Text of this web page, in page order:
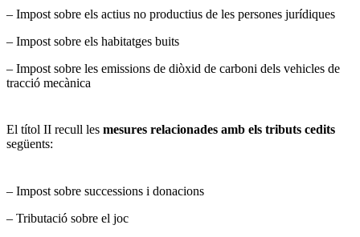
– Impost sobre els actius no productius de les persones jurídiques
– Impost sobre els habitatges buits
– Impost sobre les emissions de diòxid de carboni dels vehicles de
tracció mecànica
El títol II recull les mesures relacionades amb els tributs cedits
següents:
– Impost sobre successions i donacions
– Tributació sobre el joc